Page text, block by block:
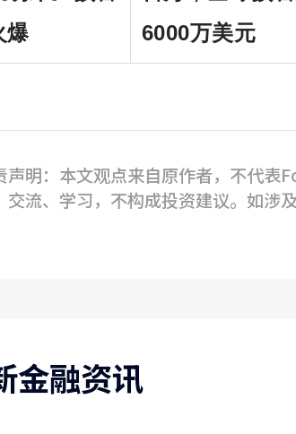
爆
6000万美元
声明：本文观点来自原作者，不代表
交流、学习，不构成投资建议。如涉
金融资讯